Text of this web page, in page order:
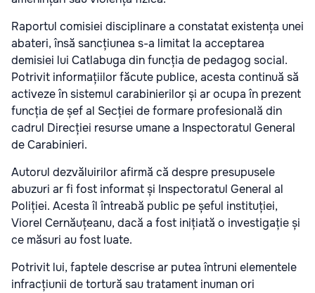
Raportul comisiei disciplinare a constatat existența unei
abateri, însă sancțiunea s-a limitat la acceptarea
demisiei lui Catlabuga din funcția de pedagog social.
Potrivit informațiilor făcute publice, acesta continuă să
activeze în sistemul carabinierilor și ar ocupa în prezent
funcția de șef al Secției de formare profesională din
cadrul Direcției resurse umane a Inspectoratul General
de Carabinieri.
Autorul dezvăluirilor afirmă că despre presupusele
abuzuri ar fi fost informat și Inspectoratul General al
Poliției. Acesta îl întreabă public pe șeful instituției,
Viorel Cernăuțeanu, dacă a fost inițiată o investigație și
ce măsuri au fost luate.
Potrivit lui, faptele descrise ar putea întruni elementele
infracțiunii de tortură sau tratament inuman ori